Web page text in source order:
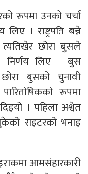
रूपमा उनको चर्चा
। राष्ट्रपति बन्ने
छोरा बुसले
निर्णय लिए । बुस
बुसको चुनावी
रूपमा
। पहिला अश्वेत
राइटरको भनाइ
आमसंहारकारी